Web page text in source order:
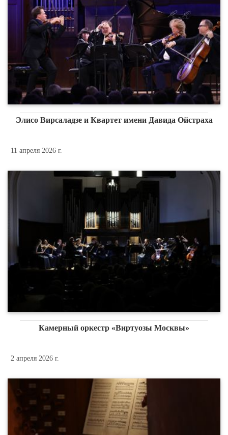
Элисо Вирсаладзе и Квартет имени Давида Ойстраха
11 апреля 2026 г.
Камерный оркестр «Виртуозы Москвы»
2 апреля 2026 г.